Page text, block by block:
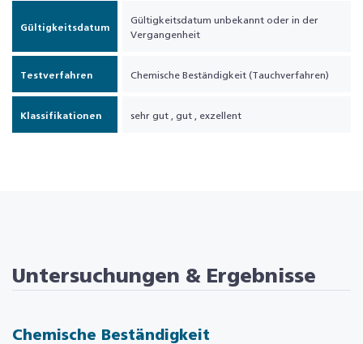
Gültigkeitsdatum
Gültigkeitsdatum unbekannt oder in der
Vergangenheit
Testverfahren Chemische Beständigkeit (Tauchverfahren)
Klassifikationen sehr gut gut exzellent
Untersuchungen & Ergebnisse
Chemische Beständigkeit